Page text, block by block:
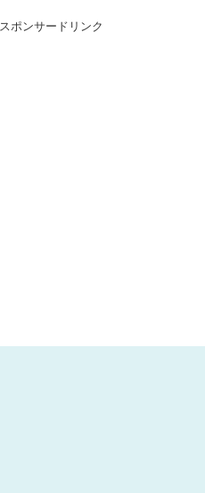
スポンサードリンク